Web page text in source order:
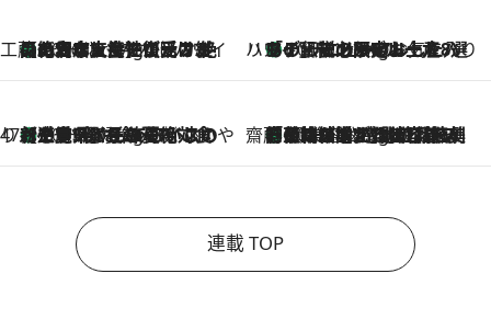
工藤まやのおもてなしハワイ
10 Hours Ago
【ハワイ土産】ローカルの絶大な支持で復活！ 絶品の幻クッキー《元ファンの日本人女性が受け継いだ名店》 ハワイ賢者 リサのお気に入りリスト10 Hours Ago
あの伝説の限定トートも！ リニューアルした「ディーン＆デルーカ ハワイ」で必須のお土産8選
47都道府県の手みやげ ひんやりスイーツで夏を満喫
10 Hours Ago
【三重県】この夏絶対食べたい 冷やしておいしいおやつ3選 お餅×アイスの新感覚スイーツ 齋藤 薫 美容脳ルネサンス
10 Hours Ago
「荷物が増えるほど旅ストレスは増す」美容ジャーナリストがたどり着いた最終結論。“化粧品を劇的に減らす”感動の凝縮美容とは
連載 TOP